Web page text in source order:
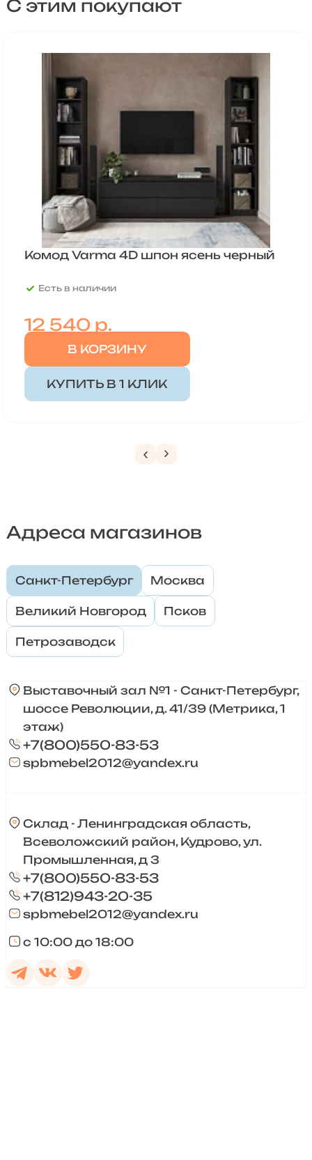
С этим покупают
Комод Varma 4D шпон ясень черный
Есть в наличии
12 540р.
В КОРЗИНУ
КУПИТЬ В 1 КЛИК
Адреса магазинов
Санкт-Петербург Москва
Великий Новгород Псков
Петрозаводск
Выставочный зал №1 - Санкт-Петербург,
шоссе Революции, д. 41/39 (Метрика, 1
этаж)
+7(800)550-83-53
spbmebel2012@yandex.ru
Склад - Ленинградская область,
Всеволожский район, Кудрово, ул.
Промышленная, д 3
+7(800)550-83-53
+7(812)943-20-35
spbmebel2012@yandex.ru
с 10:00 до 18:00